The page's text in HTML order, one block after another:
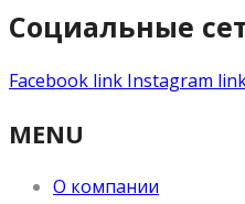
Социальные
Facebook link Instagram
MENU
О компании